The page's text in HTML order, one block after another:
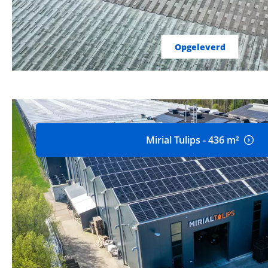
Opgeleverd
Mirial Tulips - 436 m²